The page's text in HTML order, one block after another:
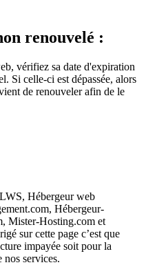
renouvelé :
vérifiez sa date d'expiration
Si celle-ci est dépassée, alors
de renouveler afin de le
Hébergeur web
Hébergeur-
Mister-Hosting.com et
sur cette page c’est que
impayée soit pour la
nos services.